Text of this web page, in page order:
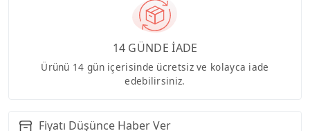
14 GÜNDE İADE
Ürünü 14 gün içerisinde ücretsiz ve kolayca iade
edebilirsiniz.
Fiyatı Düşünce Haber Ver